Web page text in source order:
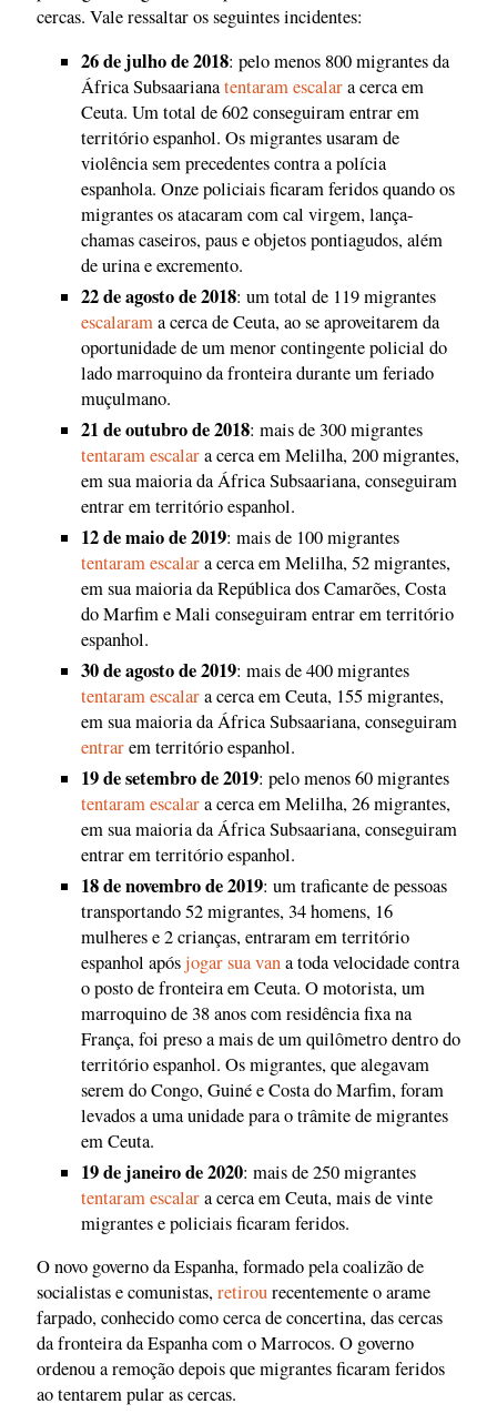
cercas. Vale ressaltar os seguintes incidentes:
26 de julho de 2018: pelo menos 800 migrantes da
África Subsaarianatentaram escalara cerca em
Ceuta. Um total de 602 conseguiram entrar em
território espanhol. Os migrantes usaram de
violência sem precedentes contra a polícia
espanhola. Onze policiais ficaram feridos quando os
migrantes os atacaram com cal virgem, lança-
chamas caseiros, paus e objetos pontiagudos, além
de urina e excremento.
22 de agosto de 2018: um total de 119 migrantes
escalarama cerca de Ceuta, ao se aproveitarem da
oportunidade de um menor contingente policial do
lado marroquino da fronteira durante um feriado
muçulmano.
21 de outubro de 2018: mais de 300 migrantes
tentaram escalara cerca em Melilha, 200 migrantes,
em sua maioria da África Subsaariana, conseguiram
entrar em território espanhol.
12 de maio de 2019: mais de 100 migrantes
tentaram escalara cerca em Melilha, 52 migrantes,
em sua maioria da República dos Camarões, Costa
do Marfim e Mali conseguiram entrar em território
espanhol.
30 de agosto de 2019: mais de 400 migrantes
tentaram escalara cerca em Ceuta, 155 migrantes,
em sua maioria da África Subsaariana, conseguiram
entrarem território espanhol.
19 de setembro de 2019: pelo menos 60 migrantes
tentaram escalara cerca em Melilha, 26 migrantes,
em sua maioria da África Subsaariana, conseguiram
entrar em território espanhol.
18 de novembro de 2019: um traficante de pessoas
transportando 52 migrantes, 34 homens, 16
mulheres e 2 crianças, entraram em território
espanhol apósjogar sua vana toda velocidade contra
o posto de fronteira em Ceuta. O motorista, um
marroquino de 38 anos com residência fixa na
França, foi preso a mais de um quilômetro dentro do
território espanhol. Os migrantes, que alegavam
serem do Congo, Guiné e Costa do Marfim, foram
levados a uma unidade para o trâmite de migrantes
em Ceuta.
19 de janeiro de 2020: mais de 250 migrantes
tentaram escalara cerca em Ceuta, mais de vinte
migrantes e policiais ficaram feridos.
O novo governo da Espanha, formado pela coalizão de
socialistas e comunistas,retirourecentemente o arame
farpado, conhecido como cerca de concertina, das cercas
da fronteira da Espanha com o Marrocos. O governo
ordenou a remoção depois que migrantes ficaram feridos
ao tentarem pular as cercas.